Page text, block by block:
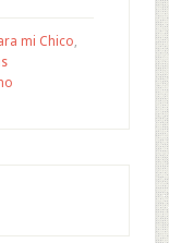
mi Chico,